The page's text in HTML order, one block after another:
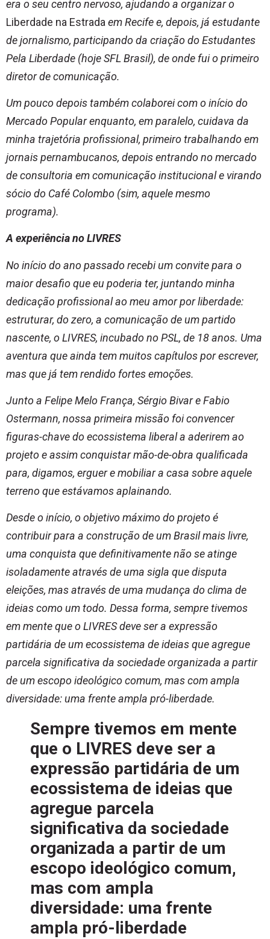
era o seu centro nervoso, ajudando a organizar o
Liberdade na Estrada em Recife e, depois, já estudante
de jornalismo, participando da criação do Estudantes
Pela Liberdade (hoje SFL Brasil), de onde fui o primeiro
diretor de comunicação.
Um pouco depois também colaborei com o início do
Mercado Popular enquanto, em paralelo, cuidava da
minha trajetória profissional, primeiro trabalhando em
jornais pernambucanos, depois entrando no mercado
de consultoria em comunicação institucional e virando
sócio do Café Colombo (sim, aquele mesmo
programa).
A experiência no LIVRES
No início do ano passado recebi um convite para o
maior desafio que eu poderia ter, juntando minha
dedicação profissional ao meu amor por liberdade:
estruturar, do zero, a comunicação de um partido
nascente, o LIVRES, incubado no PSL, de 18 anos. Uma
aventura que ainda tem muitos capítulos por escrever,
mas que já tem rendido fortes emoções.
Junto a Felipe Melo França, Sérgio Bivar e Fabio
Ostermann, nossa primeira missão foi convencer
figuras-chave do ecossistema liberal a aderirem ao
projeto e assim conquistar mão-de-obra qualificada
para, digamos, erguer e mobiliar a casa sobre aquele
terreno que estávamos aplainando.
Desde o início, o objetivo máximo do projeto é
contribuir para a construção de um Brasil mais livre,
uma conquista que definitivamente não se atinge
isoladamente através de uma sigla que disputa
eleições, mas através de uma mudança do clima de
ideias como um todo. Dessa forma, sempre tivemos
em mente que o LIVRES deve ser a expressão
partidária de um ecossistema de ideias que agregue
parcela significativa da sociedade organizada a partir
de um escopo ideológico comum, mas com ampla
diversidade: uma frente ampla pró-liberdade.
Sempre tivemos em mente
que o LIVRES deve ser a
expressão partidária de um
ecossistema de ideias que
agregue parcela
significativa da sociedade
organizada a partir de um
escopo ideológico comum,
mas com ampla
diversidade: uma frente
ampla pró-liberdade